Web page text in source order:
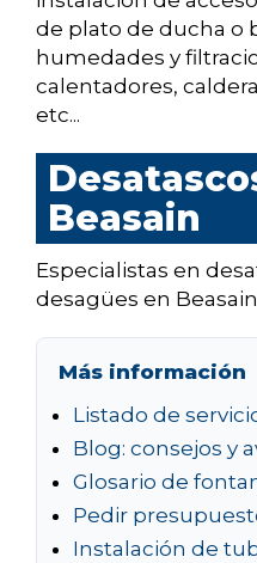
de plato de ducha o
humedades y
calentadores,
etc...
Beasain
Especialistas en
desagües en
Más información
Listado de
Blog: consejos y
Glosario de
Pedir
Instalación de